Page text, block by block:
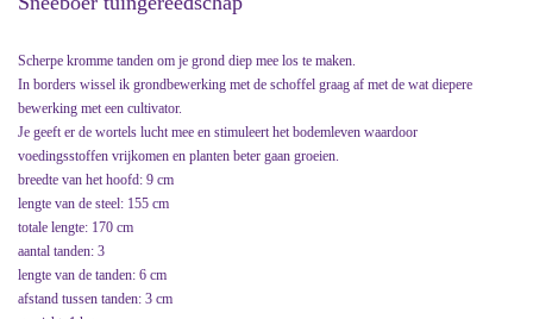
Scherpe kromme tanden om je grond diep mee los te maken.
In borders wissel ik grondbewerking met de schoffel graag af met de wat diepere
bewerking met een cultivator.
Je geeft er de wortels lucht mee en stimuleert het bodemleven waardoor
voedingsstoffen vrijkomen en planten beter gaan groeien.
breedte van het hoofd: 9 cm
lengte van de steel: 155 cm
totale lengte: 170 cm
aantal tanden: 3
lengte van de tanden: 6 cm
afstand tussen tanden: 3 cm